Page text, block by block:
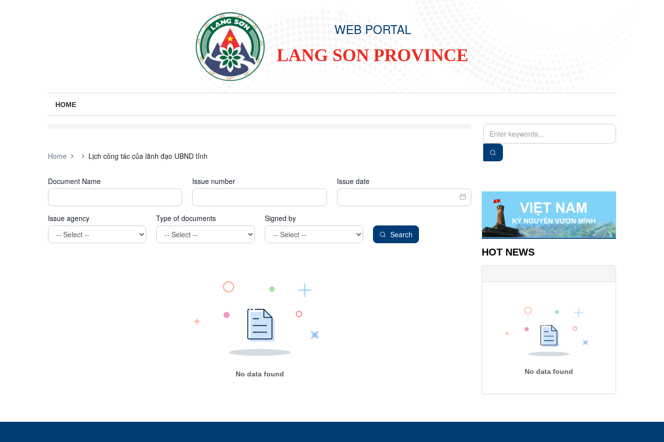
WEB PORTAL
LANG SON PROVINCE
HOME
Home Lịch công tác của lãnh đạo UBND tỉnh
Document Name Issue number Issue date
Issue agency Type of documents
Signed by
Search
No data found
HOT NEWS
No data found